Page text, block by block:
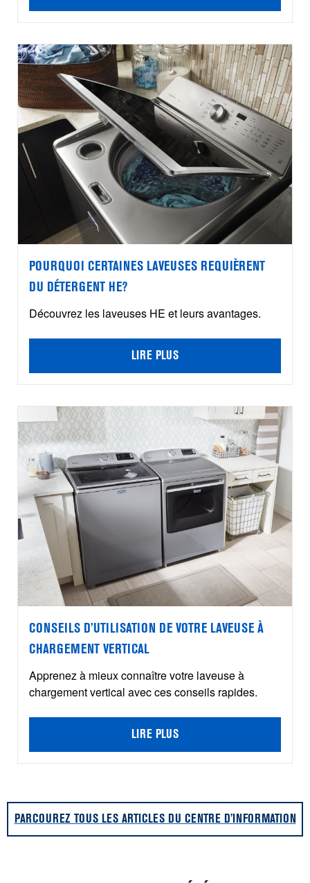
POURQUOI CERTAINES LAVEUSES REQUIÈRENT
DU DÉTERGENT HE?
Découvrez les laveuses HE et leurs avantages.
LIRE PLUS
CONSEILS D’UTILISATION DE VOTRE LAVEUSE À
CHARGEMENT VERTICAL
Apprenez à mieux connaître votre laveuse à
chargement vertical avec ces conseils rapides.
LIRE PLUS
PARCOUREZ TOUS LES ARTICLES DU CENTRE D’INFORMATION